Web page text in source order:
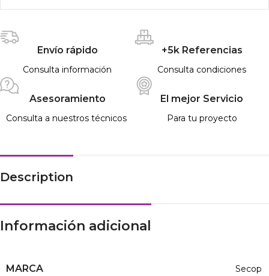
Envío rápido
Consulta información
+5k Referencias
Consulta condiciones
Asesoramiento
Consulta a nuestros técnicos
El mejor Servicio
Para tu proyecto
Description
Información adicional
MARCA Secop